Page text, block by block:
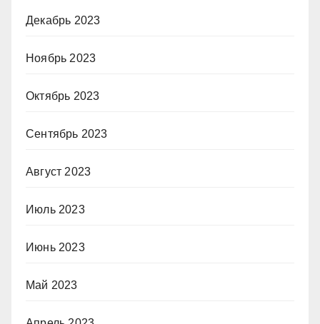
Декабрь 2023
Ноябрь 2023
Октябрь 2023
Сентябрь 2023
Август 2023
Июль 2023
Июнь 2023
Май 2023